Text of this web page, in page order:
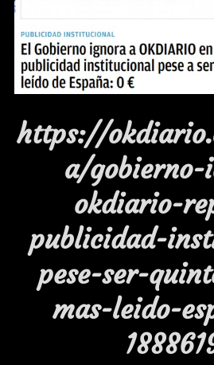
https://
a/gobierno-
okdiario-
publicidad-
pese-ser-
mas-leido-